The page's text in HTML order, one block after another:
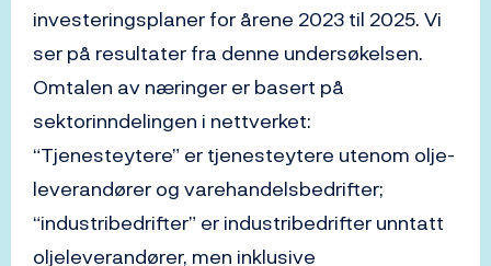
investeringsplaner for årene 2023 til 2025. Vi
ser på resultater fra denne undersøkelsen.
Omtalen av næringer er basert på
sektorinndelingen i nettverket:
“Tjenesteytere” er tjenesteytere utenom olje-
leverandører og varehandelsbedrifter;
“industribedrifter” er industribedrifter unntatt
oljeleverandører, men inklusive